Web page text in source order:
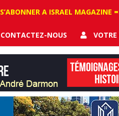
S’ABONNER A ISRAEL MAGAZINE
CONTACTEZ-NOUS